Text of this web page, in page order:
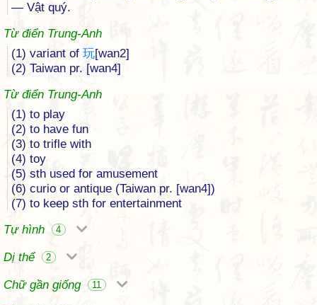
— Vật quý.
Từ điển Trung-Anh
(1) variant of 玩[wan2]
(2) Taiwan pr. [wan4]
Từ điển Trung-Anh
(1) to play
(2) to have fun
(3) to trifle with
(4) toy
(5) sth used for amusement
(6) curio or antique (Taiwan pr. [wan4])
(7) to keep sth for entertainment
Tự hình
4
Dị thể 2
Chữ gần giống 11